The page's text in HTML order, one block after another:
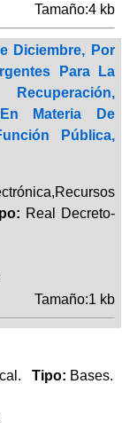
Tamaño:4 kb
Diciembre, Por
Para La
Materia De
Pública,
Real Decreto-
Tamaño:1 kb
Tipo: Bases.